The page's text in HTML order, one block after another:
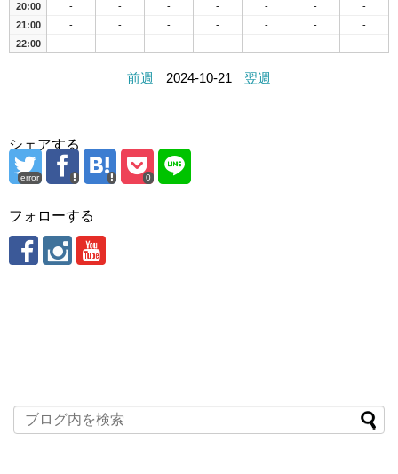
20:00
- - - - - -
-
21:00
- - - - - -
-
22:00
- - - - - - -
前週 2024-10-21 翌週
シェアする
error 0
フォローする